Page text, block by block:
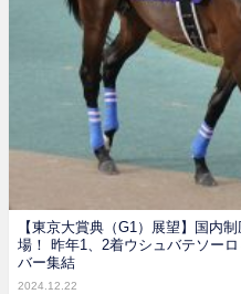
【東京大賞典（G1）展望】国内
場！ 昨年1、2着ウシュバテソー
バー集結
2024.12.22